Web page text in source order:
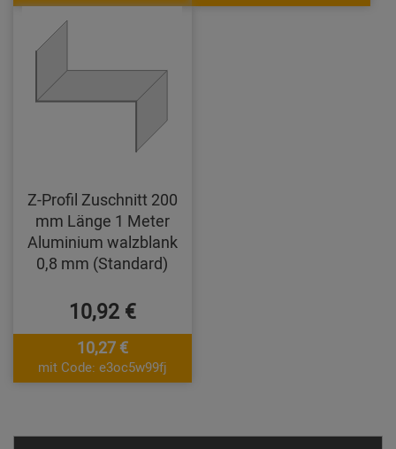
Z-Profil Zuschnitt 200
mm Länge 1 Meter
Aluminium walzblank
0,8 mm (Standard)
10,92 €
10,27 €
mit Code: e3oc5w99fj